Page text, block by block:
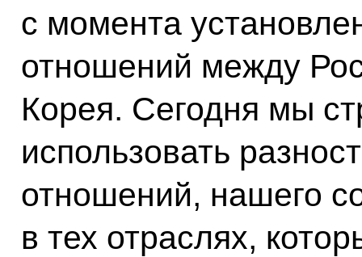
с момента
отношений между
Корея. Сегодня мы
использовать
отношений, нашего
в тех отраслях,